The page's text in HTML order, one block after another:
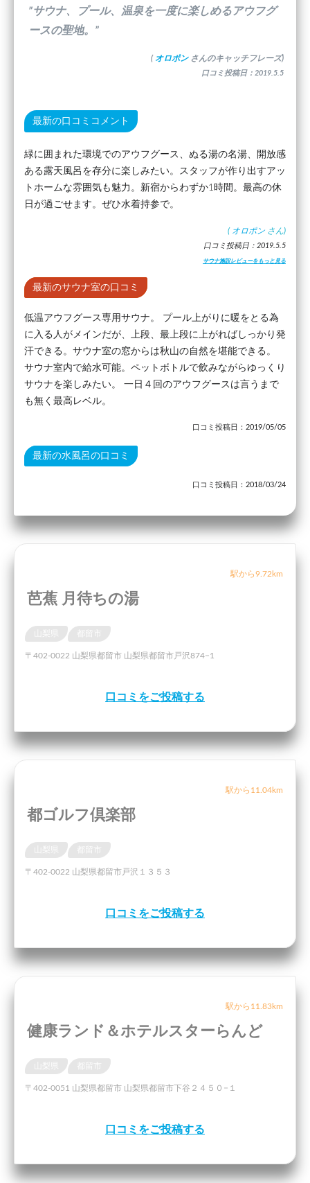
”サウナ、プール、温泉を一度に楽しめるアウフグ
ースの聖地。”
( オロポン さんのキャッチフレーズ)
口コミ投稿日：2019.5.5
最新の口コミコメント
緑に囲まれた環境でのアウフグース、ぬる湯の名湯、開放感
ある露天風呂を存分に楽しみたい。スタッフが作り出すアッ
トホームな雰囲気も魅力。新宿からわずか1時間。最高の休
日が過ごせます。ぜひ水着持参で。
( オロポン さん)
口コミ投稿日：2019.5.5
サウナ施設レビューをもっと見る
最新のサウナ室の口コミ
低温アウフグース専用サウナ。 プール上がりに暖をとる為
に入る人がメインだが、上段、最上段に上がればしっかり発
汗できる。サウナ室の窓からは秋山の自然を堪能できる。
サウナ室内で給水可能。ペットボトルで飲みながらゆっくり
サウナを楽しみたい。 一日４回のアウフグースは言うまで
も無く最高レベル。
口コミ投稿日：2019/05/05
最新の水風呂の口コミ
口コミ投稿日：2018/03/24
駅から9.72km
芭蕉 月待ちの湯
山梨県 都留市
〒402-0022 山梨県都留市 山梨県都留市戸沢874−1
口コミをご投稿する
駅から11.04km
都ゴルフ倶楽部
山梨県 都留市
〒402-0022 山梨県都留市戸沢１３５３
口コミをご投稿する
駅から11.83km
健康ランド＆ホテルスターらんど
山梨県 都留市
〒402-0051 山梨県都留市 山梨県都留市下谷２４５０−１
口コミをご投稿する